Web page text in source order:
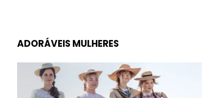
ADORÁVEIS MULHERES